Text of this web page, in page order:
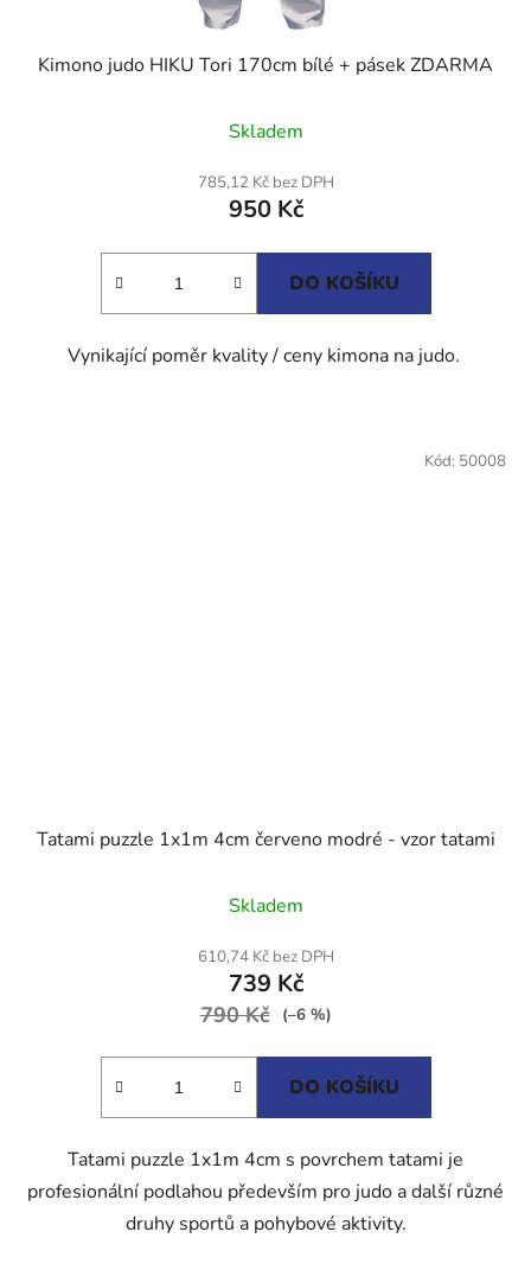
Kimono judo HIKU Tori 170cm bílé + pásek ZDARMA
hodnocení
produktu
je
Skladem
785,12 Kč bez DPH
950 Kč
DO KOŠÍKU
Vynikající poměr kvality / ceny kimona na judo.
Tatami puzzle 1x1m 4cm červeno modré - vzor tatami
hodnocení
produktu
je
5,0
Skladem
610,74 Kč bez DPH
739 Kč
790 Kč (–6 %)
DO KOŠÍKU
Tatami puzzle 1x1m 4cm s povrchem tatami je
profesionální podlahou především pro judo a další různé
druhy sportů a pohybové aktivity.
Kód: 50008